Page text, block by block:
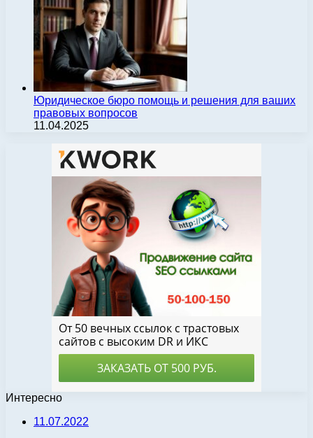
Юридическое бюро помощь и решения для ваших
правовых вопросов
11.04.2025
Интересно
11.07.2022